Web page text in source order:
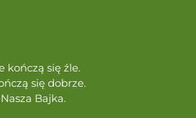
kończą się źle.
się dobrze.
Bajka.